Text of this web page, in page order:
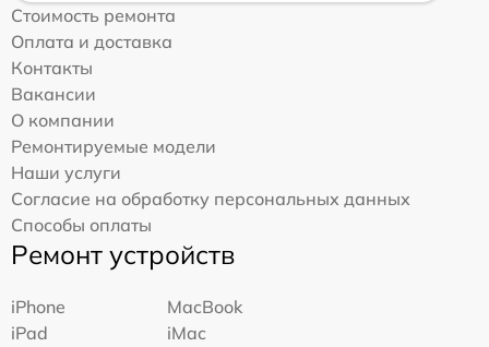
Стоимость ремонта
Оплата и доставка
Контакты
Вакансии
О компании
Ремонтируемые модели
Наши услуги
Согласие на обработку персональных данных
Способы оплаты
Ремонт устройств
iPhone
MacBook
iPad
iMac